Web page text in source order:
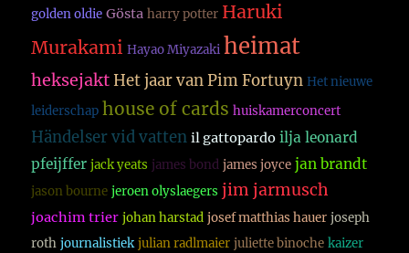
golden oldie Gösta harry potter Haruki
Murakami Hayao Miyazaki heimat
heksejakt Het jaar van Pim Fortuyn Het nieuwe
leiderschap house of cards huiskamerconcert
Händelser vid vatten il gattopardo ilja leonard
pfeijffer jack yeats james bond james joyce jan brandt
jason bourne jeroen olyslaegers jim jarmusch
joachim trier johan harstad josef matthias hauer joseph
roth journalistiek julian radlmaier juliette binoche kaizer